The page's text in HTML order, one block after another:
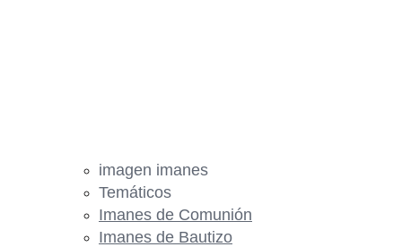
imagen imanes
Temáticos
Imanes de Comunión
Imanes de Bautizo